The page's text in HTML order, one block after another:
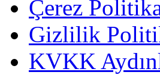
Çerez
Gizlilik
KVKK